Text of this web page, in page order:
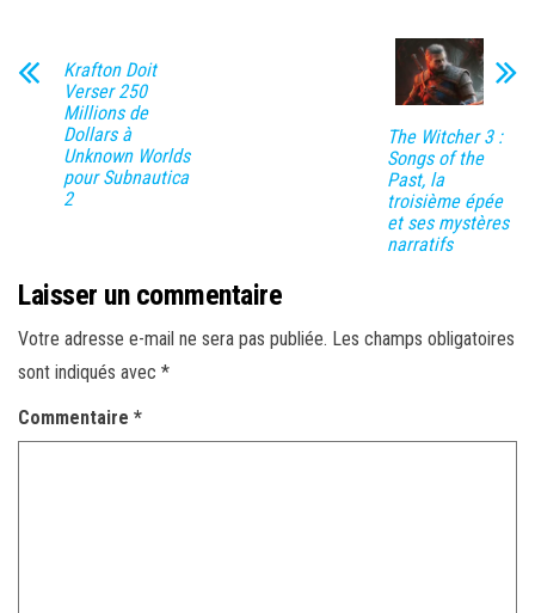
Krafton Doit
Verser 250
Millions de
Dollars à
Unknown Worlds
pour Subnautica
2
The Witcher 3 :
Songs of the
Past, la
troisième épée
et ses mystères
narratifs
Laisser un commentaire
Votre adresse e-mail ne sera pas publiée. Les champs obligatoires
sont indiqués avec *
Commentaire *